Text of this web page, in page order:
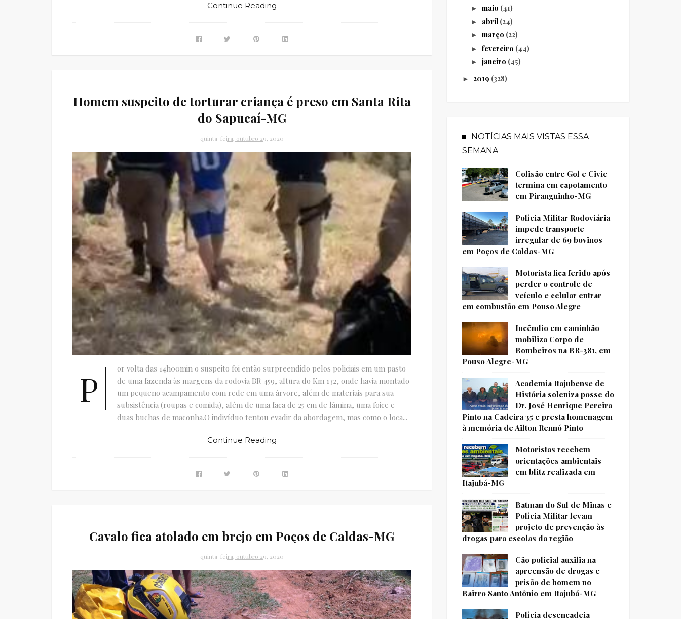
Continue Reading
Homem suspeito de torturar criança é preso em Santa Rita
do Sapucaí-MG
quinta-feira, outubro 29, 2020
P
or volta das 14h00min o suspeito foi então surpreendido pelos policiais em um pasto
de uma fazenda às margens da rodovia BR 459, altura do Km 132, onde havia montado
um pequeno acampamento com rede em uma árvore, além de materiais para sua
subsistência (roupas e comida), além de uma faca de 25 cm de lâmina, uma foice e
duas buchas de maconha.O indivíduo tentou evadir da abordagem, mas como o loca...
Continue Reading
Cavalo fica atolado em brejo em Poços de Caldas-MG
quinta-feira, outubro 29, 2020
► maio (41)
► abril (24)
► março (22)
► fevereiro (44)
► janeiro (45)
► 2019 (328)
NOTÍCIAS MAIS VISTAS ESSA
SEMANA
Colisão entre Gol e Civic
termina em capotamento
em Piranguinho-MG
Polícia Militar Rodoviária
impede transporte
irregular de 69 bovinos
em Poços de Caldas-MG
Motorista fica ferido após
perder o controle de
veículo e celular entrar
em combustão em Pouso Alegre
Incêndio em caminhão
mobiliza Corpo de
Bombeiros na BR-381, em
Pouso Alegre-MG
Academia Itajubense de
História soleniza posse do
Dr. José Henrique Pereira
Pinto na Cadeira 35 e presta homenagem
à memória de Ailton Rennó Pinto
Motoristas recebem
orientações ambientais
em blitz realizada em
Itajubá-MG
Batman do Sul de Minas e
Polícia Militar levam
projeto de prevenção às
drogas para escolas da região
Cão policial auxilia na
apreensão de drogas e
prisão de homem no
Bairro Santo Antônio em Itajubá-MG
Polícia desencadeia